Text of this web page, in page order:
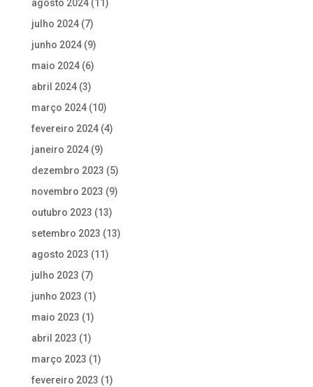
agosto 2024(11)
julho 2024(7)
junho 2024(9)
maio 2024(6)
abril 2024(3)
março 2024(10)
fevereiro 2024(4)
janeiro 2024(9)
dezembro 2023 (5)
novembro 2023 (9)
outubro 2023 (13)
setembro 2023 (13)
agosto 2023 (11)
julho 2023 (7)
junho 2023 (1)
maio 2023 (1)
abril 2023 (1)
março 2023 (1)
fevereiro 2023 (1)